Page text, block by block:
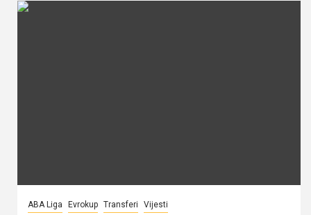
ABA Liga Evrokup Transferi Vijesti